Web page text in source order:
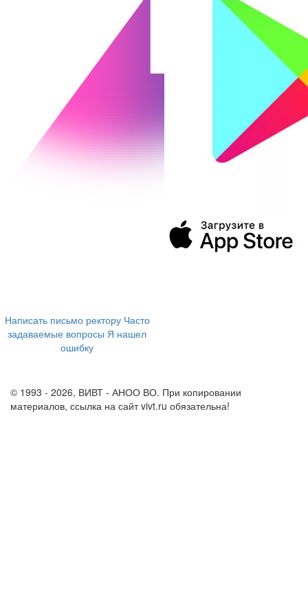
Написать письмо ректору Часто
задаваемые вопросы Я нашел
ошибку
© 1993 - 2026, ВИВТ - АНОО ВО. При копировании
материалов, ссылка на сайт vivt.ru обязательна!